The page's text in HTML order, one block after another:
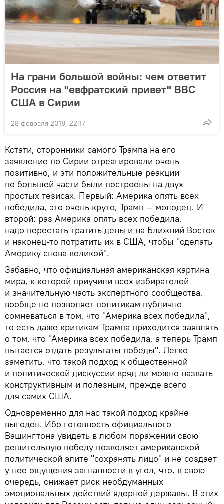
На грани большой войны: чем ответит
Россия на "евфратский привет" ВВС
США в Сирии
28 февраля 2018, 22:17
Кстати, сторонники самого Трампа на его
заявление по Сирии отреагировали очень
позитивно, и эти положительные реакции
по большей части были построены на двух
простых тезисах. Первый: Америка опять всех
победила, это очень круто, Трамп — молодец. И
второй: раз Америка опять всех победила,
надо перестать тратить деньги на Ближний Восток
и наконец-то потратить их в США, чтобы "сделать
Америку снова великой".
Забавно, что официальная американская картина
мира, к которой приучили всех избирателей
и значительную часть экспертного сообщества,
вообще не позволяет политикам публично
сомневаться в том, что "Америка всех победила",
то есть даже критикам Трампа приходится заявлять
о том, что "Америка всех победила, а теперь Трамп
пытается отдать результаты победы". Легко
заметить, что такой подход к общественной
и политической дискуссии вряд ли можно назвать
конструктивным и полезным, прежде всего
для самих США.
Одновременно для нас такой подход крайне
выгоден. Ибо готовность официального
Вашингтона увидеть в любом поражении свою
решительную победу позволяет американской
политической элите "сохранять лицо" и не создает
у нее ощущения загнанности в угол, что, в свою
очередь, снижает риск необдуманных
эмоциональных действий ядерной державы. В этих